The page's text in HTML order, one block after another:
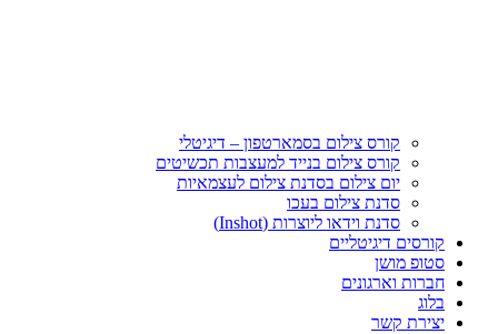
קורס צילום בסמארטפון – דיגיטלי
קורס צילום בנייד למעצבות תכשיטים
יום צילום בסדנת צילום לעצמאיות
סדנת צילום בעכו
סדנת וידאו ליוצרות (Inshot)
קורסים דיגיטליים
סטופ מושן
חברות וארגונים
בלוג
יצירת קשר